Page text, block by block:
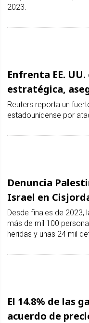
2023.
Enfrenta EE.
estratégica,
Reuters reporta un
estadounidense por
Denuncia
Israel en
Desde finales de 2023,
más de mil 100
heridas y unas 24 mil
El 14.8% de las
acuerdo de